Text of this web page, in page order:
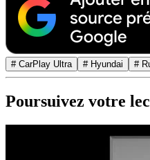
# CarPlay Ultra # Hyundai #
Poursuivez votre